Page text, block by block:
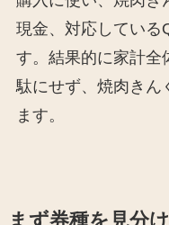
現金、対応している
す。結果的に家計全
駄にせず、焼肉きん
ます。
まず券種を見分